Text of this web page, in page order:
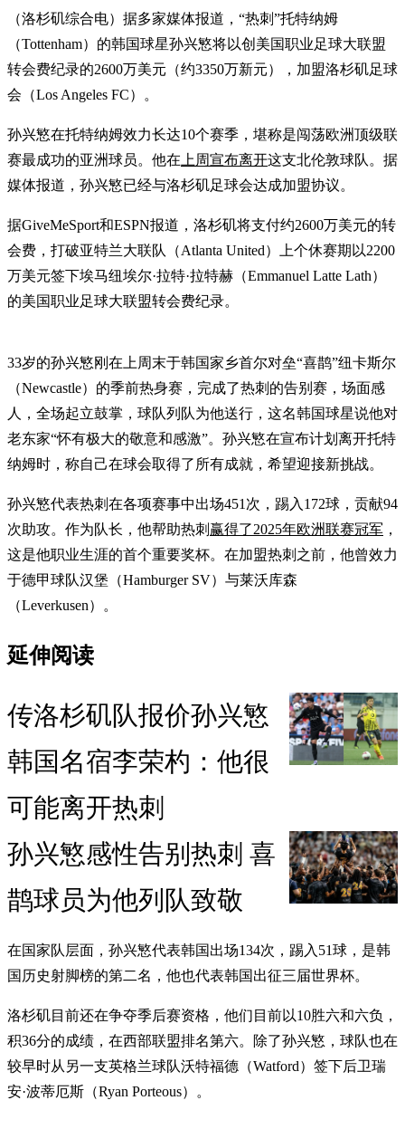
（洛杉矶综合电）据多家媒体报道，“热刺”托特纳姆
（Tottenham）的韩国球星孙兴慜将以创美国职业足球大联盟
转会费纪录的2600万美元（约3350万新元），加盟洛杉矶足球
会（Los Angeles FC）。
孙兴慜在托特纳姆效力长达10个赛季，堪称是闯荡欧洲顶级联
赛最成功的亚洲球员。他在 上周宣布离开这支北伦敦球队。据
媒体报道，孙兴慜已经与洛杉矶足球会达成加盟协议。
据GiveMeSport和ESPN报道，洛杉矶将支付约2600万美元的转
会费，打破亚特兰大联队（Atlanta United）上个休赛期以2200
万美元签下埃马纽埃尔·拉特·拉特赫（Emmanuel Latte Lath）
的美国职业足球大联盟转会费纪录。
33岁的孙兴慜刚在上周末于韩国家乡首尔对垒“喜鹊”纽卡斯尔
（Newcastle）的季前热身赛，完成了热刺的告别赛，场面感
人，全场起立鼓掌，球队列队为他送行，这名韩国球星说他对
老东家“怀有极大的敬意和感激”。孙兴慜在宣布计划离开托特
纳姆时，称自己在球会取得了所有成就，希望迎接新挑战。
孙兴慜代表热刺在各项赛事中出场451次，踢入172球，贡献94
次助攻。作为队长，他帮助热刺 赢得了2025年欧洲联赛冠军 ，
这是他职业生涯的首个重要奖杯。在加盟热刺之前，他曾效力
于德甲球队汉堡（Hamburger SV）与莱沃库森
（Leverkusen）。
延伸阅读
传洛杉矶队报价孙兴慜
韩国名宿李荣杓：他很
可能离开热刺
孙兴慜感性告别热刺 喜
鹊球员为他列队致敬
在国家队层面，孙兴慜代表韩国出场134次，踢入51球，是韩
国历史射脚榜的第二名，他也代表韩国出征三届世界杯。
洛杉矶目前还在争夺季后赛资格，他们目前以10胜六和六负，
积36分的成绩，在西部联盟排名第六。除了孙兴慜，球队也在
较早时从另一支英格兰球队沃特福德（Watford）签下后卫瑞
安·波蒂厄斯（Ryan Porteous）。